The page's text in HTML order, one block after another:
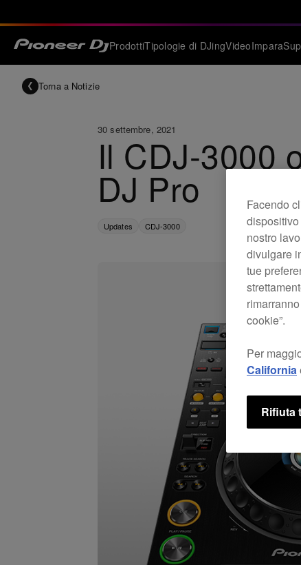
ProdottiTipologie di DJingVideoImpara
Torna a Notizie
30 settembre, 2021
Il CDJ-3000
DJ Pro
Updates CDJ-3000
Facendo
nostro
divulgare
tue
cookie”.
Per
California
Rifiuta